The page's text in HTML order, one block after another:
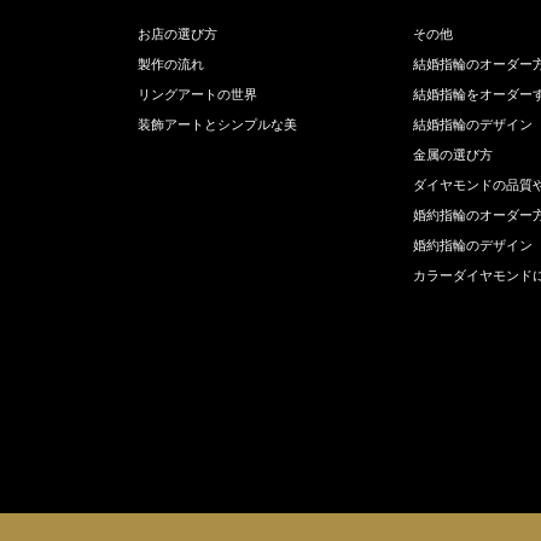
お店の選び方
製作の流れ
リングアートの世界
装飾アートとシンプルな美
その他
結婚指輪のオーダー
結婚指輪をオーダー
結婚指輪のデザイン
金属の選び方
ダイヤモンドの品質
婚約指輪のオーダー
婚約指輪のデザイン
カラーダイヤモンド